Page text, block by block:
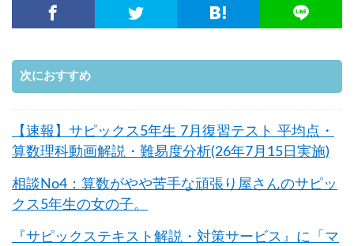
次におすすめ
【速報】サピックス5年生 7月復習テスト 平均点・
算数理科動画解説・難易度分析(26年7月15日実施)
相談No4：算数がやや苦手な頑張り屋さんのサピッ
クス5年生の女の子。
『サピックステキスト解説・対策サービス』に「マ